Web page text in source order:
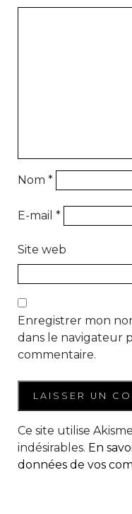
Nom *
E-mail *
Site web
Enregistrer mon
dans le navigateur
commentaire.
Ce site utilise
indésirables. En
données de vos